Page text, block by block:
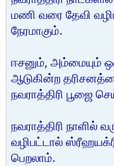
மணி வரை தேவி
நேரமாகும்.
ஈசனும், அம்மையும்
ஆடுகின்ற
நவராத்திரி பூஜை
நவராத்திரி நாளில்
வழிபட்டால்
பெறலாம்.